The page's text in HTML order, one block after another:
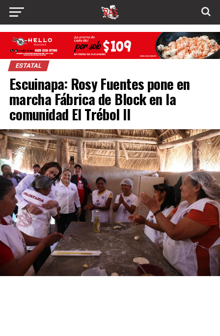
ESTATAL
Escuinapa: Rosy Fuentes pone en
marcha Fábrica de Block en la
comunidad El Trébol II